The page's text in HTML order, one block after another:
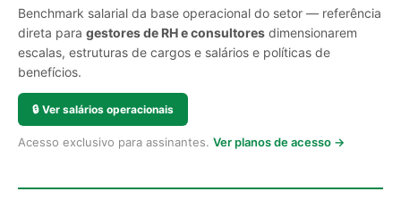
Benchmark salarial da base operacional do setor — referência
direta para gestores de RH e consultores dimensionarem
escalas, estruturas de cargos e salários e políticas de
benefícios.
🔒 Ver salários operacionais
Acesso exclusivo para assinantes. Ver planos de acesso →